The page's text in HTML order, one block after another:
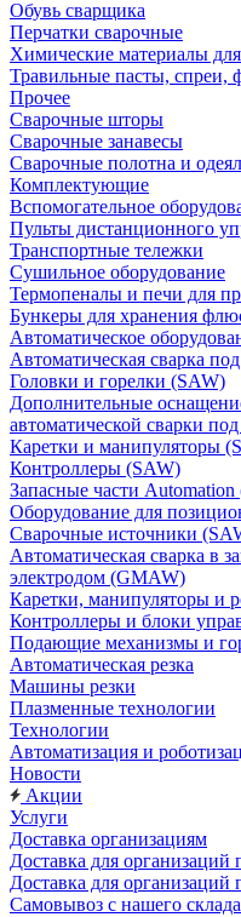
Обувь сварщика
Перчатки сварочные
Химические материалы
Травильные пасты, спреи,
Прочее
Сварочные шторы
Сварочные занавесы
Сварочные полотна и
Комплектующие
Вспомогательное
Пульты дистанционного
Транспортные тележки
Сушильное оборудование
Термопеналы и печи для
Бункеры для хранения
Автоматическое
Автоматическая сварка
Головки и горелки (SAW)
Дополнительные
автоматической сварки
Каретки и манипуляторы
Контроллеры (SAW)
Запасные части
Оборудование для
Сварочные источники
Автоматическая сварка в
электродом (GMAW)
Каретки, манипуляторы и
Контроллеры и блоки
Подающие механизмы и
Автоматическая резка
Машины резки
Плазменные технологии
Технологии
Автоматизация и
Новости
Акции
Услуги
Доставка организациям
Доставка для организаций
Доставка для организаций
Самовывоз с нашего склада